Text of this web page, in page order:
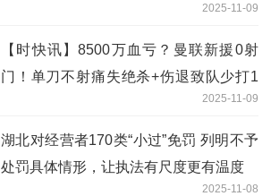
2025-11-09
【时快讯】8500万血亏？曼联新援0射
门！单刀不射痛失绝杀+伤退致队少打1
2025-11-09
湖北对经营者170类“小过”免罚 列明不予
处罚具体情形，让执法有尺度更有温度
2025-11-08